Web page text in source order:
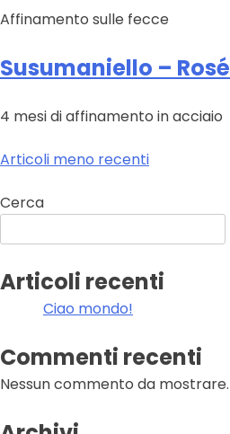
Affinamento sulle fecce
Susumaniello – Rosé
4 mesi di affinamento in acciaio
Navigazione
articoli
Articoli meno recenti
Cerca
Articoli recenti
Ciao mondo!
Commenti recenti
Nessun commento da mostrare.